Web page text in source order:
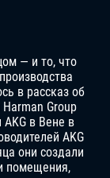
— и то, что
в рассказ об
Group
в Вене в
AKG
они создали
помещения,